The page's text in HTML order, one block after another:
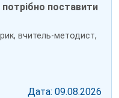
потрібно поставити
вчитель-методист,
Дата: 09.08.2026